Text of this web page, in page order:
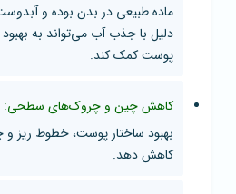
ماده طبیعی در بدن بوده و
دلیل با جذب آب می‌تواند به
پوست کمک کند.
کاهش چین و چروک‌های سطحی:
بهبود ساختار پوست، خطوط ریز
کاهش دهد.